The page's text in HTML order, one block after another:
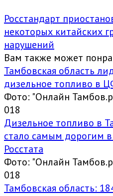
Росстандарт
некоторых китайских
нарушений
Вам также может
Тамбовская область
дизельное топливо в
Фото: "Онлайн
018
Дизельное топливо в
стало самым дорогим
Росстата
Фото: "Онлайн
018
Тамбовская область: